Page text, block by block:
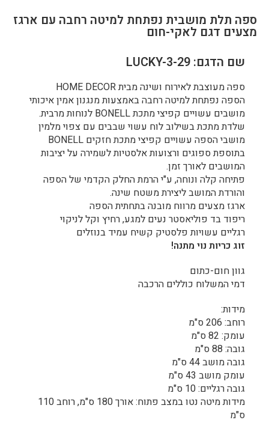
ספה תלת מושבית נפתחת למיטה רחבה עם ארגז
מצעים דגם לאקי-חום
שם הדגם: LUCKY-3-29
ספה מעוצבת לאירוח ושינה מבית HOME DECOR
הספה נפתחת למיטה רחבה באמצעות מנגנון אמין איכותי
מושבים עשויים קפיצי מתכת BONELL לנוחות מרבית.
שלדת מתכת בשילוב לוח עשוי שבבים עם צפוי מלמין
מושבי הספה עשויים קפיצי מתכת חזקים BONELL
בתוספת ספוגים ורצועות אלסטיות לשמירה על יציבות
המושבים לאורך זמן.
פתיחה קלה ונוחה, ע"י הרמת החלק הקדמי של הספה
והורדת המושב ליצירת משטח שינה.
ארגז מצעים מרווח מובנה בתחתית הספה
ריפוד בד פוליאסטר נעים למגע, רחיץ וקל לניקוי
רגליים עשויות פלסטיק קשיח עמיד בנוזלים
זוג כריות נוי מתנה!
גוון חום-כתום
דמי המשלוח כוללים הרכבה
מידות:
רוחב: 206 ס"מ
עומק: 82 ס"מ
גובה: 88 ס"מ
גובה מושב 44 ס"מ
עומק מושב 43 ס"מ
גובה רגליים: 10 ס"מ
מידות מיטה נטו במצב פתוח: אורך 180 ס"מ, רוחב 110
ס"מ